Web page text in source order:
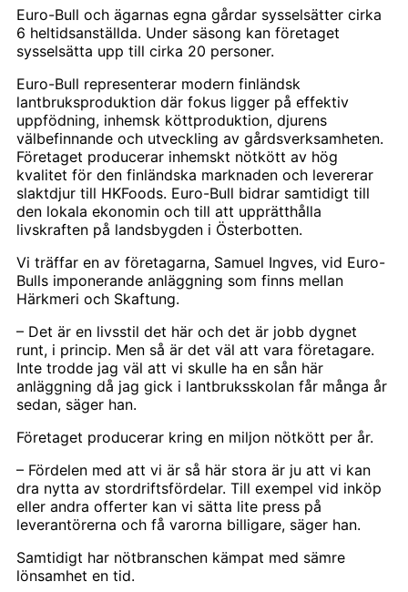
Euro-Bull och ägarnas egna gårdar sysselsätter cirka
6 heltidsanställda. Under säsong kan företaget
sysselsätta upp till cirka 20 personer.
Euro-Bull representerar modern finländsk
lantbruksproduktion där fokus ligger på effektiv
uppfödning, inhemsk köttproduktion, djurens
välbefinnande och utveckling av gårdsverksamheten.
Företaget producerar inhemskt nötkött av hög
kvalitet för den finländska marknaden och levererar
slaktdjur till HKFoods. Euro-Bull bidrar samtidigt till
den lokala ekonomin och till att upprätthålla
livskraften på landsbygden i Österbotten.
Vi träffar en av företagarna, Samuel Ingves, vid Euro-
Bulls imponerande anläggning som finns mellan
Härkmeri och Skaftung.
– Det är en livsstil det här och det är jobb dygnet
runt, i princip. Men så är det väl att vara företagare.
Inte trodde jag väl att vi skulle ha en sån här
anläggning då jag gick i lantbruksskolan får många år
sedan, säger han.
Företaget producerar kring en miljon nötkött per år.
– Fördelen med att vi är så här stora är ju att vi kan
dra nytta av stordriftsfördelar. Till exempel vid inköp
eller andra offerter kan vi sätta lite press på
leverantörerna och få varorna billigare, säger han.
Samtidigt har nötbranschen kämpat med sämre
lönsamhet en tid.